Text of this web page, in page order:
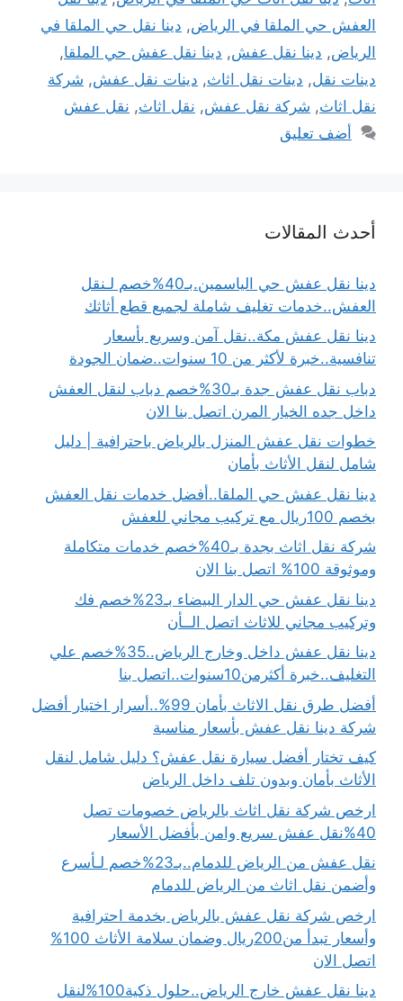
العفش حي الملقا في الرياض, دينا نقل حي الملقا في
الرياض, دينا نقل عفش, دينا نقل عفش حي الملقا,
دينات نقل, دينات نقل اثاث, دينات نقل عفش, شركة
نقل اثاث, شركة نقل عفش, نقل اثاث, نقل عفش
أضف تعليق
أحدث المقالات
دينا نقل عفش حي الياسمين.بـ40%خصم لـنقل
العفش..خدمات تغليف شاملة لجميع قطع أثاثك
دينا نقل عفش مكة..نقل آمن وسريع بأسعار
تنافسية..خبرة لأكثر من 10 سنوات..ضمان الجودة
دباب نقل عفش جدة بـ30%خصم دباب لنقل العفش
داخل جده الخيار المرن اتصل بنا الان
خطوات نقل عفش المنزل بالرياض باحترافية | دليل
شامل لنقل الأثاث بأمان
دينا نقل عفش حي الملقا..أفضل خدمات نقل العفش
بخصم 100ريال مع تركيب مجاني للعفش
شركة نقل اثاث بجدة بـ40%خصم خدمات متكاملة
وموثوقة 100% اتصل بنا الان
دينا نقل عفش حي الدار البيضاء بـ23%خصم فك
وتركيب مجاني للاثاث اتصل الــأن
دينا نقل عفش داخل وخارج الرياض..35%خصم علي
التغليف..خبرة أكثرمن10سنوات..اتصل بنا
أفضل طرق نقل الاثاث بأمان 99%..أسرار اختيار أفضل
شركة دينا نقل عفش بأسعار مناسبة
كيف تختار أفضل سيارة نقل عفش؟ دليل شامل لنقل
الأثاث بأمان وبدون تلف داخل الرياض
ارخص شركة نقل اثاث بالرياض خصومات تصل
40%نقل عفش سريع وامن بأفضل الأسعار
نقل عفش من الرياض للدمام..بـ23%خصم لـأسرع
وأضمن نقل اثاث من الرياض للدمام
ارخص شركة نقل عفش بالرياض بخدمة احترافية
وأسعار تبدأ من200ريال وضمان سلامة الأثاث 100%
اتصل الان
دينا نقل عفش خارج الرياض..حلول ذكية100%لنقل